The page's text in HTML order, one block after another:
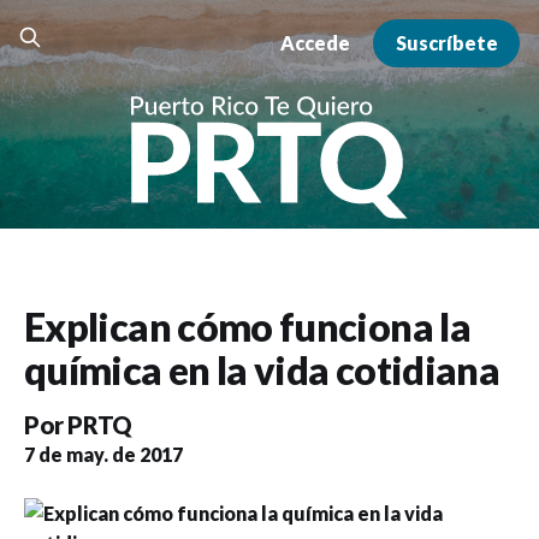
Accede Suscríbete
Explican cómo funciona la
química en la vida cotidiana
PorPRTQ
7 de may. de 2017